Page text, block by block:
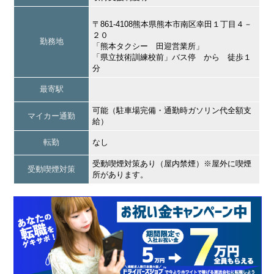
勤務地
〒861-4108熊本県熊本市南区幸田１丁目４－
２０
「熊本タクシー 田迎営業所」
「県立技術訓練校前」バス停 から 徒歩１
分
最寄駅
マイカー通勤
可能（駐車場完備・通勤時ガソリン代全額支
給）
転勤 なし
受動喫煙対策
受動喫煙対策あり（屋内禁煙）※屋外に喫煙
所があります。